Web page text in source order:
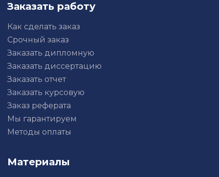
Заказать работу
Как сделать заказ
Срочный заказ
Заказать дипломную
Заказать диссертацию
Заказать отчет
Заказать курсовую
Заказ реферата
Мы гарантируем
Методы оплаты
Материалы